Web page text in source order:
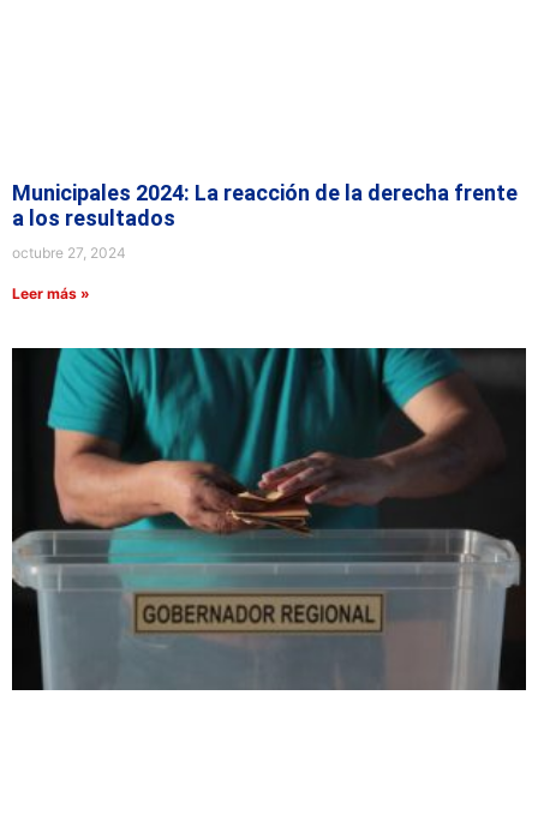
Municipales 2024: La reacción de la derecha frente
a los resultados
octubre 27, 2024
Leer más »